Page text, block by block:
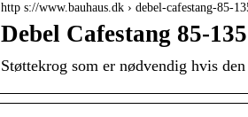
http s://www.bauhaus.dk › debel-cafestang-85-
Debel Cafestang 85-
Støttekrog som er nødvendig hvis